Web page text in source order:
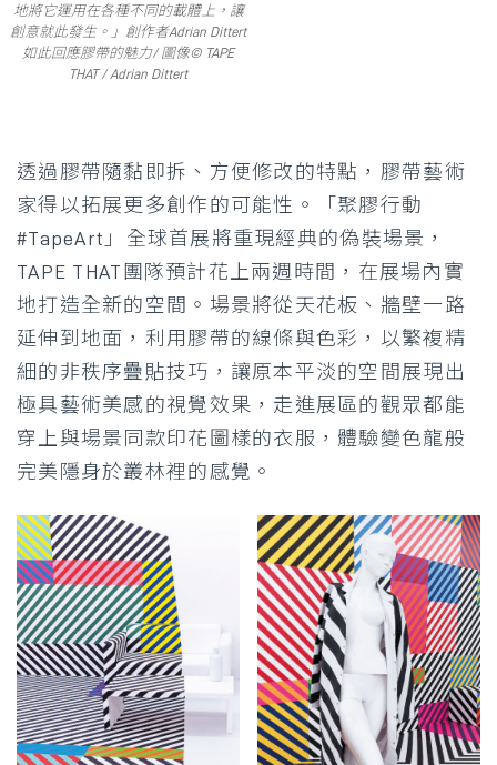
地將它運用在各種不同的載體上，讓
創意就此發生。」創作者Adrian Dittert
如此回應膠帶的魅力/ 圖像© TAPE
THAT / Adrian Dittert
透過膠帶隨黏即拆、方便修改的特點，膠帶藝術
家得以拓展更多創作的可能性。「聚膠行動
#TapeArt」全球首展將重現經典的偽裝場景，
TAPE THAT團隊預計花上兩週時間，在展場內實
地打造全新的空間。場景將從天花板、牆壁一路
延伸到地面，利用膠帶的線條與色彩，以繁複精
細的非秩序疊貼技巧，讓原本平淡的空間展現出
極具藝術美感的視覺效果，走進展區的觀眾都能
穿上與場景同款印花圖樣的衣服，體驗變色龍般
完美隱身於叢林裡的感覺。